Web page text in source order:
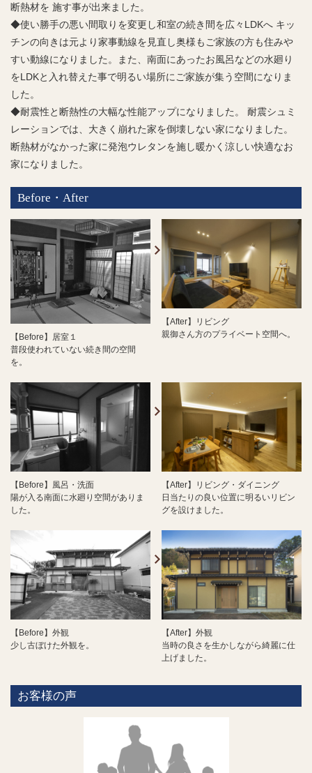
断熱材を 施す事が出来ました。
◆使い勝手の悪い間取りを変更し和室の続き間を広々LDKへ キッ
チンの向きは元より家事動線を見直し奥様もご家族の方も住みや
すい動線になりました。また、南面にあったお風呂などの水廻り
をLDKと入れ替えた事で明るい場所にご家族が集う空間になりま
した。
◆耐震性と断熱性の大幅な性能アップになりました。 耐震シュミ
レーションでは、大きく崩れた家を倒壊しない家になりました。
断熱材がなかった家に発泡ウレタンを施し暖かく涼しい快適なお
家になりました。
Before・After
【Before】居室１
普段使われていない続き間の空間
を。
【After】リビング
親御さん方のプライベート空間へ。
【Before】風呂・洗面
陽が入る南面に水廻り空間がありま
した。
【After】リビング・ダイニング
日当たりの良い位置に明るいリビン
グを設けました。
【Before】外観
少し古ぼけた外観を。
【After】外観
当時の良さを生かしながら綺麗に仕
上げました。
お客様の声